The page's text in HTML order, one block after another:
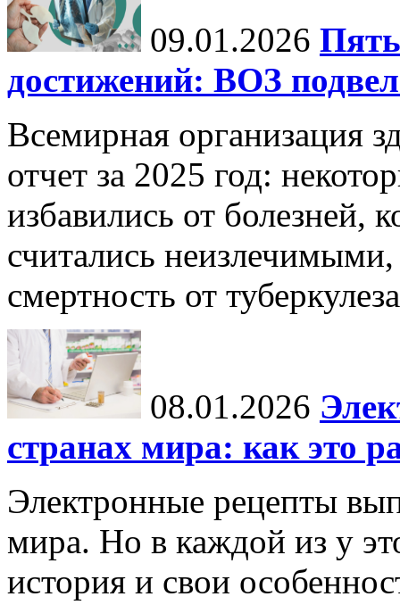
09.01.2026
достижений: ВОЗ
Всемирная организация
отчет за 2025 год:
избавились от болезней,
считались неизлечимыми,
смертность от
08.01.2026
странах мира: как это
Электронные рецепты
мира. Но в каждой из у
история и свои